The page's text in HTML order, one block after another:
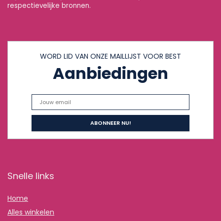
respectievelijke bronnen.
WORD LID VAN ONZE MAILLIJST VOOR BEST
Aanbiedingen
Snelle links
Home
Alles winkelen